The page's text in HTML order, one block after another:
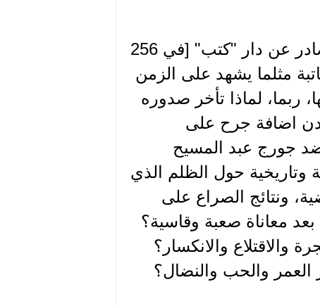
كتاب "مذكرات الامينة الاولى جولييت المير سعادة" الصادر عن دار "كتب" [في 256
مثلما يشهد على الزمن
ربما، لماذا تأخر صدوره
اضافة جرح على
ضد جورج عبد المسيح
وتاريخية حول الظلم الذي
ونتائج الصراع على
معاناة صعبة وقاسية؟
والاقتلاع والانكسار؟
العمر والحب والنضال؟